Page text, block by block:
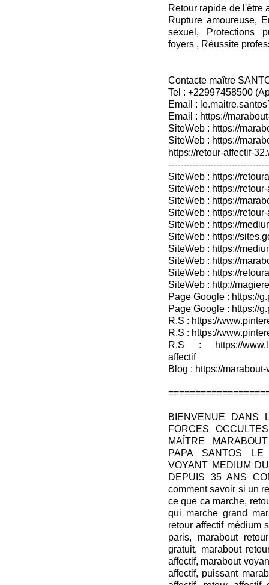
Retour rapide de l'être
Rupture amoureuse,
sexuel, Protections
foyers , Réussite
Contacte maître
Tel : +22997458500
Email :
Email : https://
SiteWeb : https://
SiteWeb : https://
https://retour-affectif-
SiteWeb : https://
SiteWeb : https://
SiteWeb : https://
SiteWeb : https://
SiteWeb : https://
SiteWeb : https://
SiteWeb : https://
SiteWeb : https://
SiteWeb : https://
SiteWeb : http://
Page Google : https://
Page Google : https://
R.S : https://
R.S : https://
R.S : https://
affectif
Blog : https://
BIENVENUE DANS
FORCES
MAÎTRE
PAPA SANTOS LE
VOYANT MEDIUM
DEPUIS 35 ANS
comment savoir si un
ce que ca marche,
qui marche grand
retour affectif médium
paris, marabout
gratuit, marabout
affectif, marabout
affectif, puissant